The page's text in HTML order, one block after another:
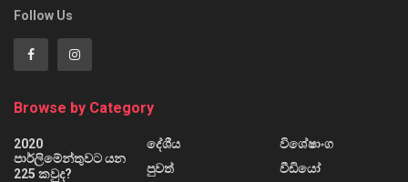
Follow Us
Browse by Category
2020
පාර්ලිමේන්තුවට යන
225 කවුද?
දේශීය
පුවත්
විශේෂාංග
වීඩියෝ